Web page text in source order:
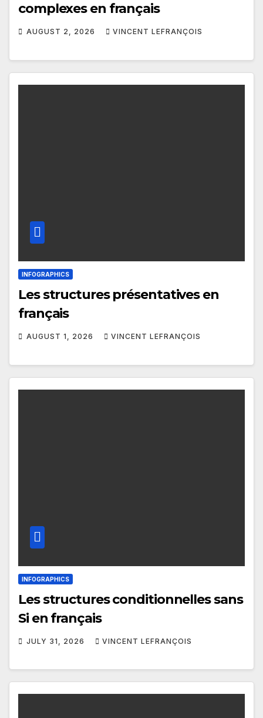
complexes en français
AUGUST 2, 2026 VINCENT LEFRANÇOIS
INFOGRAPHICS
Les structures présentatives en
français
AUGUST 1, 2026 VINCENT LEFRANÇOIS
INFOGRAPHICS
Les structures conditionnelles sans
Si en français
JULY 31, 2026 VINCENT LEFRANÇOIS